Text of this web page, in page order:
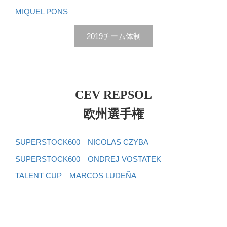
MIQUEL PONS
2019チーム体制
CEV REPSOL
欧州選手権
SUPERSTOCK600 NICOLAS CZYBA
SUPERSTOCK600 ONDREJ VOSTATEK
TALENT CUP MARCOS LUDEÑA